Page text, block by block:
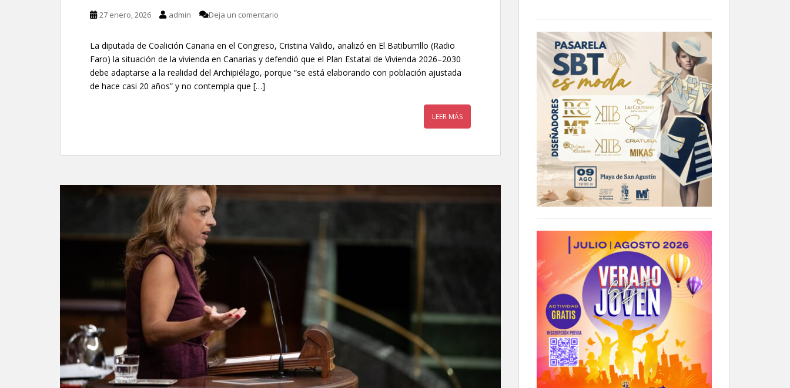
27 enero, 2026 admin Deja un comentario
La diputada de Coalición Canaria en el Congreso, Cristina Valido, analizó en El Batiburrillo (Radio
Faro) la situación de la vivienda en Canarias y defendió que el Plan Estatal de Vivienda 2026–2030
debe adaptarse a la realidad del Archipiélago, porque “se está elaborando con población ajustada
de hace casi 20 años” y no contempla que […]
LEER MÁS